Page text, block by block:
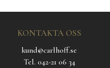
KONTAKTA OSS
kund@carlhoff.se
Tel. 042-21 06 34